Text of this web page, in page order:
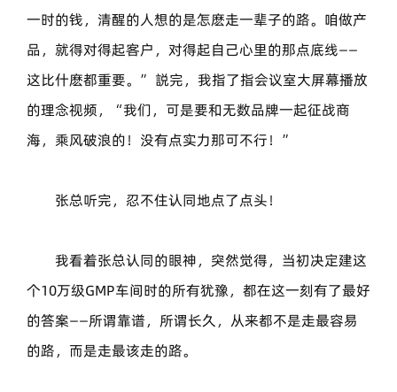
一时的钱，清醒的人想的是怎麽走一辈子的路。咱做产
品，就得对得起客户，对得起自己心里的那点底线——
这比什麽都重要。” 説完，我指了指会议室大屏幕播放
的理念视频，“我们，可是要和无数品牌一起征战商
海，乘风破浪的！没有点实力那可不行！”
张总听完，忍不住认同地点了点头！
我看着张总认同的眼神，突然觉得，当初决定建这
个10万级GMP车间时的所有犹豫，都在这一刻有了最好
的答案——所谓靠谱，所谓长久，从来都不是走最容易
的路，而是走最该走的路。